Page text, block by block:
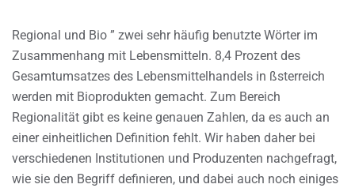
Regional und Bio ” zwei sehr häufig benutzte Wörter im
Zusammenhang mit Lebensmitteln. 8,4 Prozent des
Gesamtumsatzes des Lebensmittelhandels in ßsterreich
werden mit Bioprodukten gemacht. Zum Bereich
Regionalität gibt es keine genauen Zahlen, da es auch an
einer einheitlichen Definition fehlt. Wir haben daher bei
verschiedenen Institutionen und Produzenten nachgefragt,
wie sie den Begriff definieren, und dabei auch noch einiges